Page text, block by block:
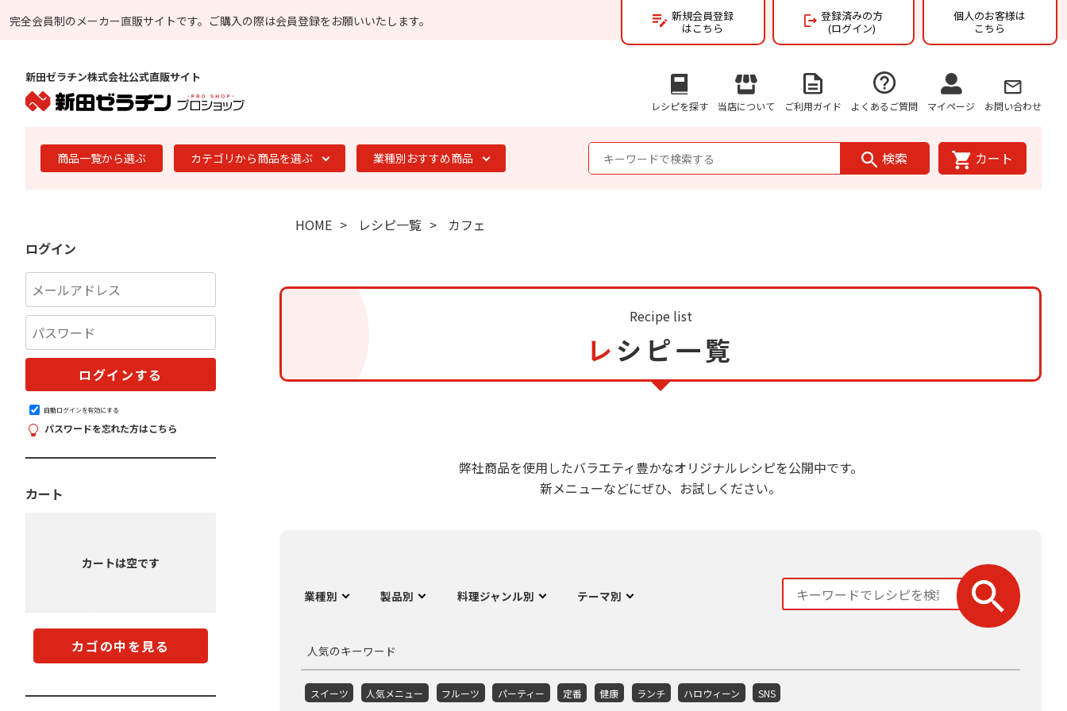
完全会員制のメーカー直販サイトです。 ご購入の際は会員登録をお願いいたします。
新規会員登録
はこちら
登録済みの方
(ログイン)
個人のお客様は
こちら
新田ゼラチン株式会社公式直販サイト
レシピを探す 当店について ご利用ガイド よくあるご質問 マイページ お問い合わせ
商品一覧から選ぶ カテゴリから商品を選ぶ 業種別おすすめ商品 検索 カート
ログイン
自動ログインを有効にする
パスワードを忘れた方はこちら
カート
カートは空です
カゴの中を見る
HOME レシピ一覧 カフェ
Recipe list
レシピ一覧
弊社商品を使用したバラエティ豊かなオリジナルレシピを公開中です。
新メニューなどにぜひ、お試しください。
業種別 製品別 料理ジャンル別 テーマ別
人気のキーワード
スイーツ 人気メニュー フルーツ パーティー 定番 健康 ランチ ハロウィーン SNS